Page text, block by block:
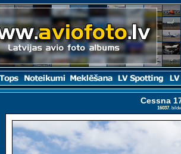
Cessna
16037.